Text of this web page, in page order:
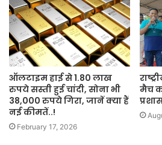
ऑलटाइम हाई से 1.80 लाख
रुपये सस्ती हुई चांदी, सोना भी
38,000 रुपये गिरा, जानें क्या हैं
नई कीमतें..!
February 17, 2026
मैच